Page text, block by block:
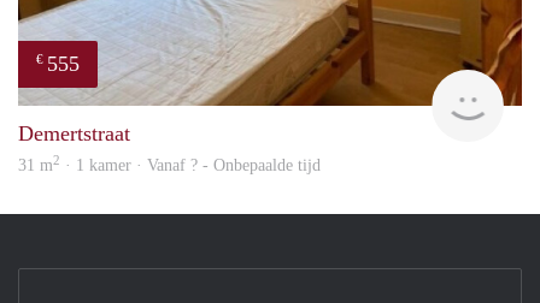
€ 555
Demertstraat
31 m2 · 1 kamer · Vanaf ? - Onbepaalde tijd